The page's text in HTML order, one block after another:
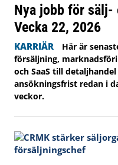
Nya jobb för
Vecka 22, 2026
KARRIÄR
Här är
försäljning,
och SaaS till
ansökningsfrist redan i
veckor.